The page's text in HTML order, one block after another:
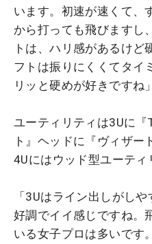
います。初速が速くて、
から打っても飛びますし
トは、ハリ感があるけど
フトは振りにくくてタイ
リッと硬めが好きですね」
ユーティリティは3Uに『
ト』ヘッドに『ヴィザー
4Uにはウッド型ユーティ
「3Uはライン出しがし
好調でイイ感じですね。
いる女子プロは多いです